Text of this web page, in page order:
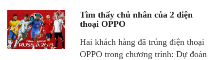
Tìm thấy chủ nhân của 2 điện
thoại OPPO
Hai khách hàng đã trúng điện thoại
OPPO trong chương trình: Dự đoán